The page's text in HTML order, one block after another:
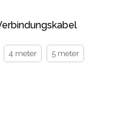
4 meter 5 meter